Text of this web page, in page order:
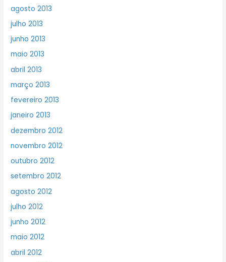
agosto 2013
julho 2013
junho 2013
maio 2013
abril 2013
março 2013
fevereiro 2013
janeiro 2013
dezembro 2012
novembro 2012
outubro 2012
setembro 2012
agosto 2012
julho 2012
junho 2012
maio 2012
abril 2012